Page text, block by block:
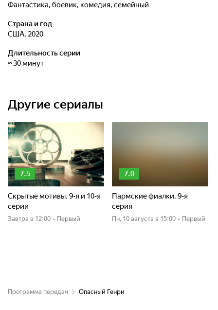
фантастика, боевик, комедия, семейный
Страна и год
США, 2020
Длительность серии
≈ 30 минут
Другие сериалы
7.5
Скрытые мотивы. 9-я и 10-я
серии
Завтра в 12:00 • Первый
7.0
Пармские фиалки. 9-я
серия
пн, 10 августа в 15:00 • Первый
Программа передач Опасный Генри